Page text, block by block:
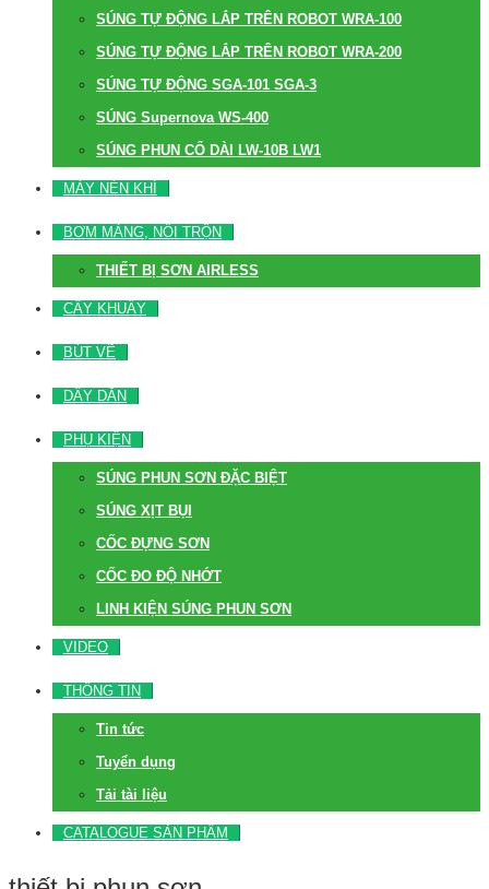
SÚNG TỰ ĐỘNG LẮP TRÊN ROBOT WRA-100
SÚNG TỰ ĐỘNG LẮP TRÊN ROBOT WRA-200
SÚNG TỰ ĐỘNG SGA-101 SGA-3
SÚNG Supernova WS-400
SÚNG PHUN CỔ DÀI LW-10B LW1
MÁY NÉN KHÍ
BƠM MÀNG, NỒI TRỘN
THIẾT BỊ SƠN AIRLESS
CÂY KHUẤY
BÚT VẼ
DÂY DẪN
PHỤ KIỆN
SÚNG PHUN SƠN ĐẶC BIỆT
SÚNG XỊT BỤI
CỐC ĐỰNG SƠN
CỐC ĐO ĐỘ NHỚT
LINH KIỆN SÚNG PHUN SƠN
VIDEO
THÔNG TIN
Tin tức
Tuyển dụng
Tải tài liệu
CATALOGUE SẢN PHẨM